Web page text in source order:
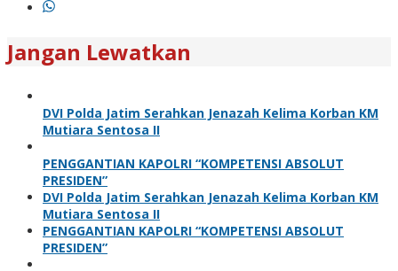
Jangan Lewatkan
DVI Polda Jatim Serahkan Jenazah Kelima Korban KM
Mutiara Sentosa II
PENGGANTIAN KAPOLRI “KOMPETENSI ABSOLUT
PRESIDEN”
DVI Polda Jatim Serahkan Jenazah Kelima Korban KM
Mutiara Sentosa II
PENGGANTIAN KAPOLRI “KOMPETENSI ABSOLUT
PRESIDEN”